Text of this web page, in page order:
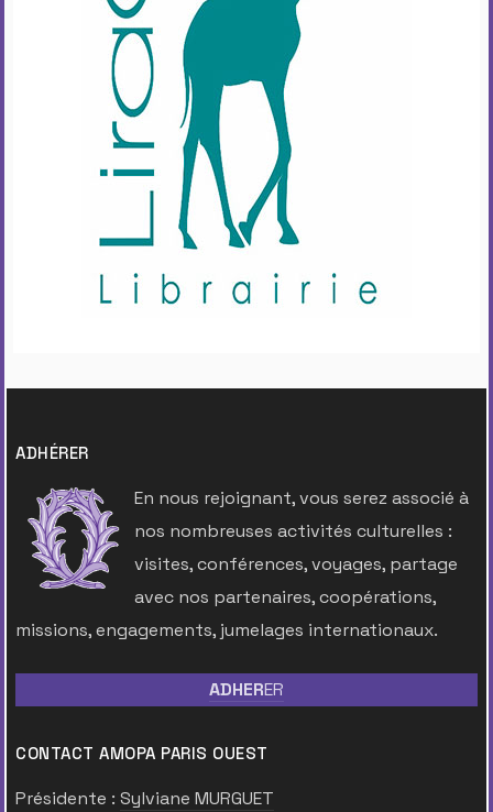
ADHÉRER
En nous rejoignant, vous serez associé à
nos nombreuses activités culturelles :
visites, conférences, voyages, partage
avec nos partenaires, coopérations,
missions, engagements, jumelages internationaux.
ADHERER
CONTACT AMOPA PARIS OUEST
Présidente : Sylviane MURGUET